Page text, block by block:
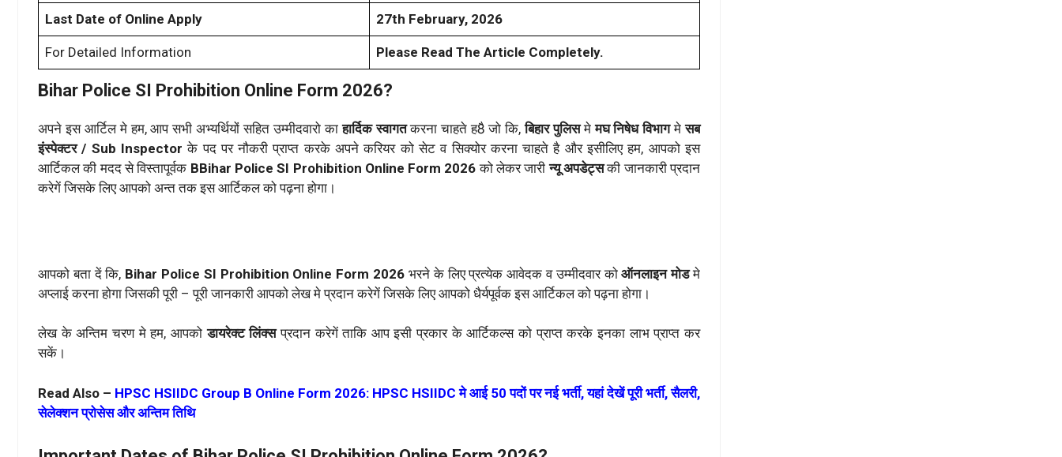
Last Date of Online Apply 27th February, 2026
For Detailed Information Please Read The Article Completely.
Bihar Police SI Prohibition Online Form 2026?
अपने इस आर्टिल मे हम, आप सभी अभ्यर्थियों सहित उम्मीदवारो काहार्दिक स्वागतकरना चाहते ह8ै जो कि,बिहार पुलिसमेमघ निषेध विभागमेसब
इंस्पेक्टर / Sub Inspector के पद पर नौकरी प्राप्त करके अपने करियर को सेट व सिक्योर करना चाहते है और इसीलिए हम, आपको इस
आर्टिकल की मदद से विस्तापूर्वक BBihar Police SI Prohibition Online Form 2026 को लेकर जारीन्यू अपडेट्सकी जानकारी प्रदान
करेगें जिसके लिए आपको अन्त तक इस आर्टिकल को पढ़ना होगा।
आपको बता दें कि, Bihar Police SI Prohibition Online Form 2026 भरने के लिए प्रत्येक आवेदक व उम्मीदवार कोऑनलाइन मोडमे
अप्लाई करना होगा जिसकी पूरी – पूरी जानकारी आपको लेख मे प्रदान करेगें जिसके लिए आपको धैर्यपूर्वक इस आर्टिकल को पढ़ना होगा।
लेख के अन्तिम चरण मे हम, आपकोडायरेक्ट लिंक्सप्रदान करेगें ताकि आप इसी प्रकार के आर्टिकल्स को प्राप्त करके इनका लाभ प्राप्त कर
सकें।
Read Also – HPSC HSIIDC Group B Online Form 2026: HPSC HSIIDC मे आई 50 पदों पर नई भर्ती, यहां देखें पूरी भर्ती, सैलरी,
सेलेक्शन प्रोसेस और अन्तिम तिथि